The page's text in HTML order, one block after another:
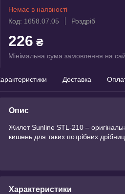
Немає в наявності
Код: 1658.07.05
Роздріб
226 ₴
Мінімальна сума замовлення на
Доставка
Опис
Жилет Sunline STL-210 –
кишень для таких потрібних
Характеристики